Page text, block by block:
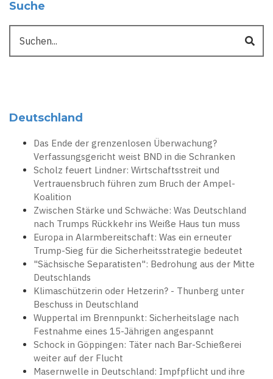
Suche
Deutschland
Das Ende der grenzenlosen Überwachung?
Verfassungsgericht weist BND in die Schranken
Scholz feuert Lindner: Wirtschaftsstreit und
Vertrauensbruch führen zum Bruch der Ampel-
Koalition
Zwischen Stärke und Schwäche: Was Deutschland
nach Trumps Rückkehr ins Weiße Haus tun muss
Europa in Alarmbereitschaft: Was ein erneuter
Trump-Sieg für die Sicherheitsstrategie bedeutet
"Sächsische Separatisten": Bedrohung aus der Mitte
Deutschlands
Klimaschützerin oder Hetzerin? - Thunberg unter
Beschuss in Deutschland
Wuppertal im Brennpunkt: Sicherheitslage nach
Festnahme eines 15-Jährigen angespannt
Schock in Göppingen: Täter nach Bar-Schießerei
weiter auf der Flucht
Masernwelle in Deutschland: Impfpflicht und ihre